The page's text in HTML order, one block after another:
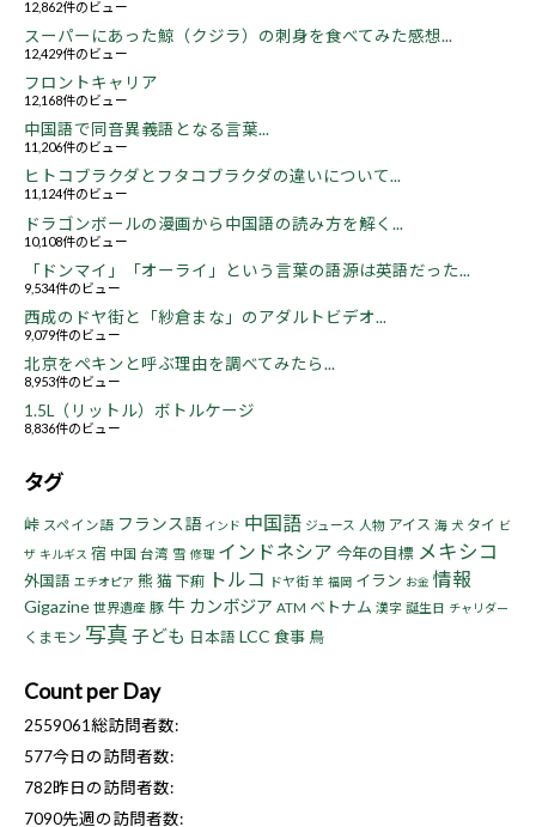
12,862件のビュー
スーパーにあった鯨（クジラ）の刺身を食べてみた感想...
12,429件のビュー
フロントキャリア
12,168件のビュー
中国語で同音異義語となる言葉...
11,206件のビュー
ヒトコブラクダとフタコブラクダの違いについて...
11,124件のビュー
ドラゴンボールの漫画から中国語の読み方を解く...
10,108件のビュー
「ドンマイ」「オーライ」という言葉の語源は英語だった...
9,534件のビュー
西成のドヤ街と「紗倉まな」のアダルトビデオ...
9,079件のビュー
北京をペキンと呼ぶ理由を調べてみたら...
8,953件のビュー
1.5L（リットル）ボトルケージ
8,836件のビュー
タグ
峠 スペイン語 フランス語 インド 中国語 ジュース 人物 アイス 海 犬 タイ ビ
ザ キルギス 宿 中国 台湾 雪 修理 インドネシア 今年の目標 メキシコ
外国語 エチオピア 熊猫 下痢 トルコ ドヤ街 羊 福岡 イラン お金 情報
Gigazine 世界遺産 豚 牛 カンボジア ATM ベトナム 漢字 誕生日 チャリダー
くまモン 写真 子ども 日本語 LCC 食事 鳥
Count per Day
2559061総訪問者数:
577今日の訪問者数:
782昨日の訪問者数:
7090先週の訪問者数: